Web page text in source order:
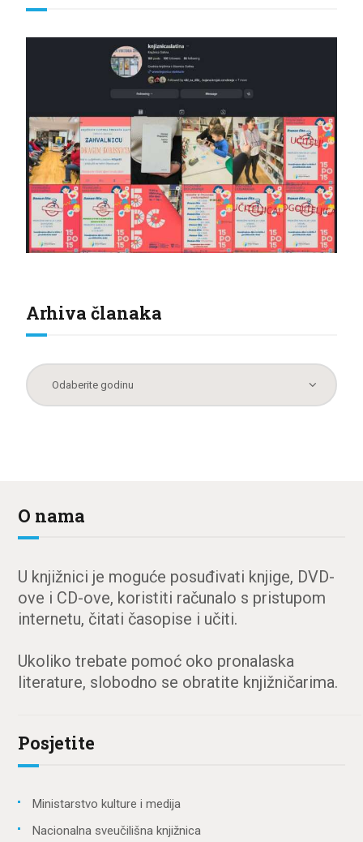
Arhiva članaka
O nama
U knjižnici je moguće posuđivati knjige, DVD-
ove i CD-ove, koristiti računalo s pristupom
internetu, čitati časopise i učiti.
Ukoliko trebate pomoć oko pronalaska
literature, slobodno se obratite knjižničarima.
Posjetite
Ministarstvo kulture i medija
Nacionalna sveučilišna knjižnica